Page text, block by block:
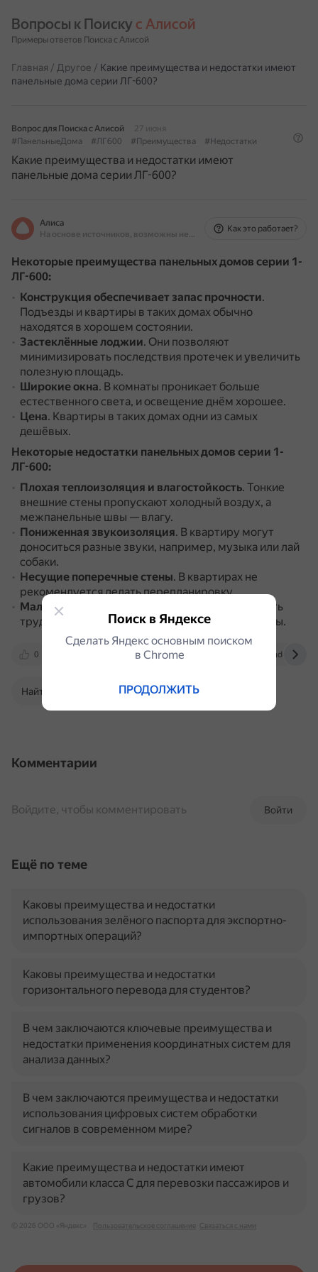
Вопросы к Поиску с Алисой
Примеры ответов Поиска с Алисой
Главная / Другое / Какие преимущества и недостатки имеют
панельные дома серии ЛГ-600?
Вопрос для Поиска с Алисой
27 июня
#ПанельныеДома
#ЛГ600 #Преимущества #Недостатки
Какие преимущества и недостатки имеют
панельные дома серии ЛГ-600?
Алиса
На основе источников, возможны неточности
Как это работает?
Некоторые преимущества панельных домов серии 1-
ЛГ-600:
Конструкция обеспечивает запас прочности.
Подъезды и квартиры в таких домах обычно
находятся в хорошем состоянии.
Застеклённые лоджии. Они позволяют
минимизировать последствия протечек и увеличить
полезную площадь.
Широкие окна. В комнаты проникает больше
естественного света, и освещение днём хорошее.
Цена. Квартиры в таких домах одни из самых
дешёвых.
Некоторые недостатки панельных домов серии 1-
ЛГ-600:
Плохая теплоизоляция и влагостойкость. Тонкие
внешние стены пропускают холодный воздух, а
межпанельные швы — влагу.
Пониженная звукоизоляция. В квартиру могут
доноситься разные звуки, например, музыка или лай
собаки.
Несущие поперечные стены. В квартирах не
рекомендуется делать перепланировку.
Маленькие кухни и ванные комнаты
Могут быть
трудности с расположением стиральной машины.
0 www.bn.ru yandex.ru
Найти в Поиске
Комментарии
Войти
Войдите, чтобы комментировать
Ещё по теме
Каковы преимущества и недостатки
использования зелёного паспорта для экспортно-
импортных операций?
Каковы преимущества и недостатки
горизонтального перевода для студентов?
В чем заключаются ключевые преимущества и
недостатки применения координатных систем для
анализа данных?
В чем заключаются преимущества и недостатки
использования цифровых систем обработки
сигналов в современном мире?
Какие преимущества и недостатки имеют
автомобили класса C для перевозки пассажиров и
грузов?
© 2026 ООО «Яндекс» Пользовательское соглашение Связаться с нами
Поиск в Яндексе
Сделать Яндекс основным поиском
в Сhrome
ПРОДОЛЖИТЬ